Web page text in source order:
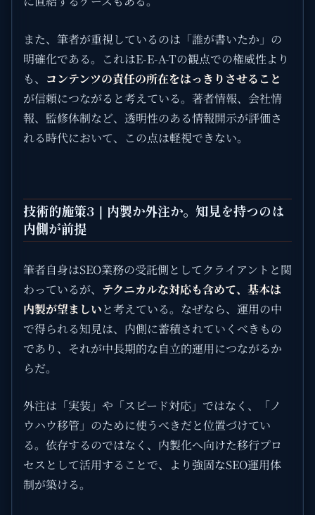
また、筆者が重視しているのは「誰が書いたか」の
明確化である。これはE-E-A-Tの観点での権威性より
も、 コンテンツの責任の所在をはっきりさせること
が信頼につながると考えている。著者情報、会社情
報、監修体制など、透明性のある情報開示が評価さ
れる時代において、この点は軽視できない。
技術的施策3｜内製か外注か。知見を持つのは
内側が前提
筆者自身はSEO業務の受託側としてクライアントと関
わっているが、 テクニカルな対応も含めて、基本は
内製が望ましいと考えている。なぜなら、運用の中
で得られる知見は、内側に蓄積されていくべきもの
であり、それが中長期的な自立的運用につながるか
らだ。
外注は「実装」や「スピード対応」ではなく、「ノ
ウハウ移管」のために使うべきだと位置づけてい
る。依存するのではなく、内製化へ向けた移行プロ
セスとして活用することで、より強固なSEO運用体
制が築ける。